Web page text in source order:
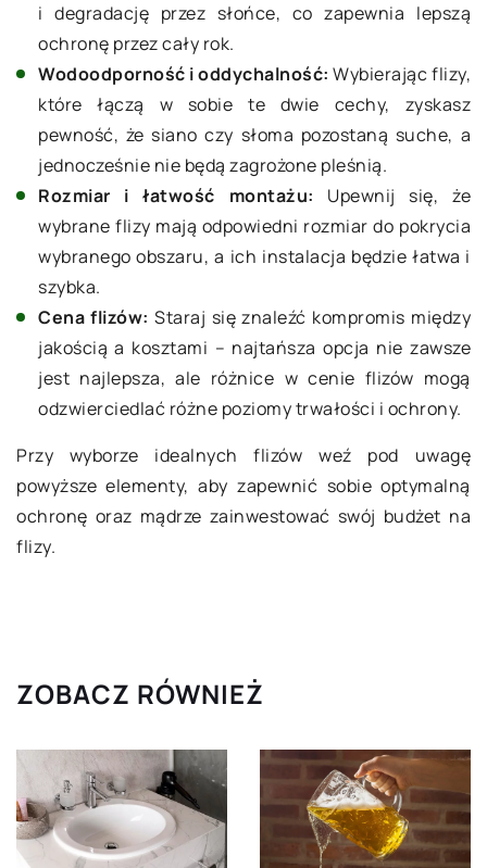
i degradację przez słońce, co zapewnia lepszą
ochronę przez cały rok.
Wodoodporność i oddychalność: Wybierając flizy,
które łączą w sobie te dwie cechy, zyskasz
pewność, że siano czy słoma pozostaną suche, a
jednocześnie nie będą zagrożone pleśnią.
Rozmiar i łatwość montażu: Upewnij się, że
wybrane flizy mają odpowiedni rozmiar do pokrycia
wybranego obszaru, a ich instalacja będzie łatwa i
szybka.
Cena flizów: Staraj się znaleźć kompromis między
jakością a kosztami – najtańsza opcja nie zawsze
jest najlepsza, ale różnice w cenie flizów mogą
odzwierciedlać różne poziomy trwałości i ochrony.
Przy wyborze idealnych flizów weź pod uwagę
powyższe elementy, aby zapewnić sobie optymalną
ochronę oraz mądrze zainwestować swój budżet na
flizy.
ZOBACZ RÓWNIEŻ